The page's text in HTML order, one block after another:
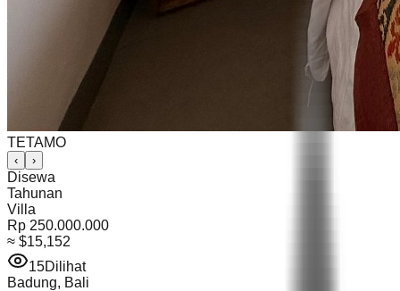
TETAMO
‹ ›
Disewa
Tahunan
Villa
Rp 250.000.000
≈ $15,152
15Dilihat
Badung, Bali